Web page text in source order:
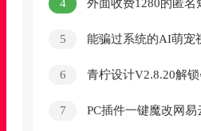
4
外面收费1280的匿名
5
能骗过系统的AI萌宠
6
青柠设计V2.8.20解
7 PC插件一键魔改网易